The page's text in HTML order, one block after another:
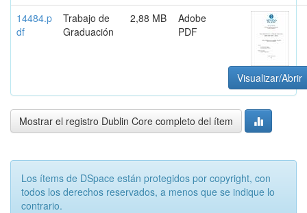
14484.p
df
Trabajo de
Graduación
2,88 MB
Adobe
PDF
Visualizar/Abrir
Mostrar el registro Dublin Core completo del ítem
Los ítems de DSpace están protegidos por copyright, con
todos los derechos reservados, a menos que se indique lo
contrario.